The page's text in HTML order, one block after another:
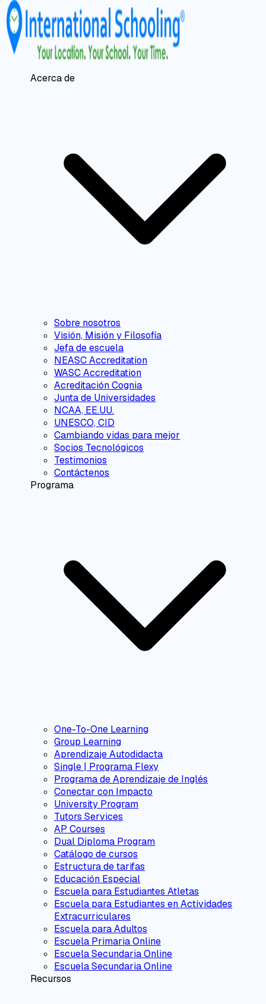
Acerca de
Sobre nosotros
Visión, Misión y Filosofía
Jefa de escuela
NEASC Accreditation
WASC Accreditation
Acreditación Cognia
Junta de Universidades
NCAA, EE.UU.
UNESCO, CID
Cambiando vidas para mejor
Socios Tecnológicos
Testimonios
Contáctenos
Programa
One-To-One Learning
Group Learning
Aprendizaje Autodidacta
Single | Programa Flexy
Programa de Aprendizaje de Inglés
Conectar con Impacto
University Program
Tutors Services
AP Courses
Dual Diploma Program
Catálogo de cursos
Estructura de tarifas
Educación Especial
Escuela para Estudiantes Atletas
Escuela para Estudiantes en Actividades
Extracurriculares
Escuela para Adultos
Escuela Primaria Online
Escuela Secundaria Online
Escuela Secundaria Online
Recursos